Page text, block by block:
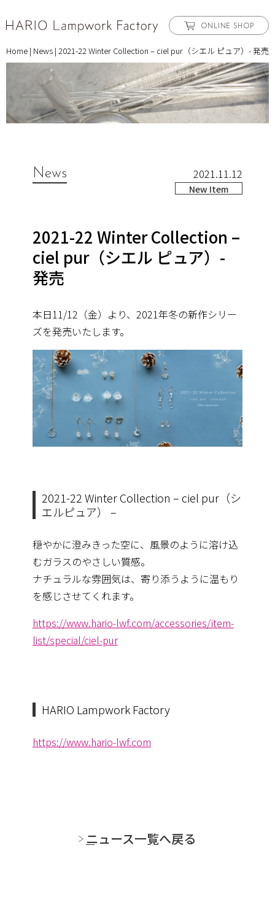
ONLINE SHOP
Home | News | 2021-22 Winter Collection – ciel pur（シエル ピュア）- 発売
News 2021.11.12
New Item
2021-22 Winter Collection –
ciel pur（シエル ピュア）-
発売
本日11/12（金）より、2021年冬の新作シリー
ズを発売いたします。
2021-22 Winter Collection – ciel pur（シ
エルピュア） –
穏やかに澄みきった空に、風景のように溶け込
むガラスのやさしい質感。
ナチュラルな雰囲気は、寄り添うように温もり
を感じさせてくれます。
https://www.hario-lwf.com/accessories/item-
list/special/ciel-pur
HARIO Lampwork Factory
https://www.hario-lwf.com
ニュース一覧へ戻る